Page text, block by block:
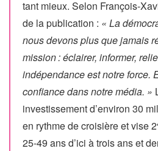
tant mieux. Selon François-
de la publication : « La
nous devons plus que jamais
mission : éclairer, informer,
indépendance est notre force.
confiance dans notre média. »
investissement d’environ 30
en rythme de croisière et vise
25-49 ans d’ici à trois ans et